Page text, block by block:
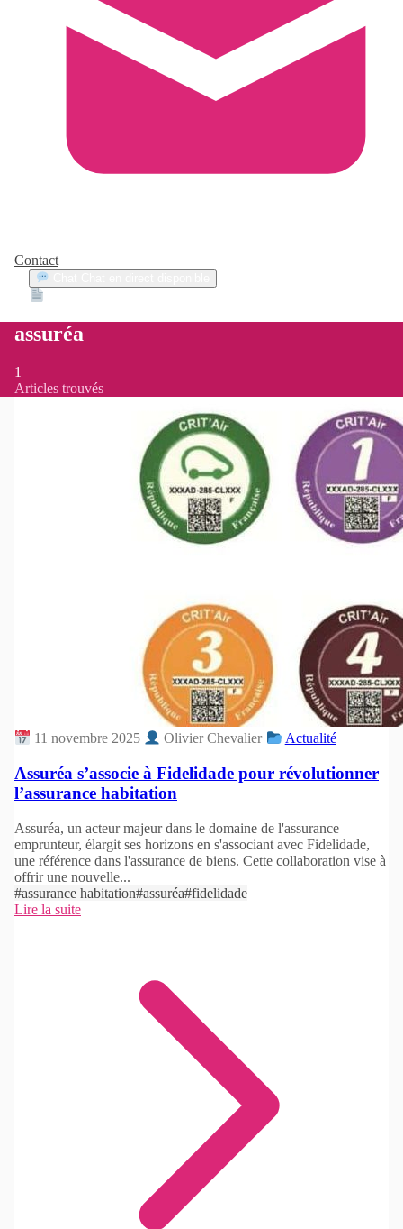
Contact
assuréa
1
Articles trouvés
11 novembre 2025 Olivier Chevalier Actualité
Assuréa s’associe à Fidelidade pour révolutionner
l’assurance habitation
Assuréa, un acteur majeur dans le domaine de l'assurance
emprunteur, élargit ses horizons en s'associant avec Fidelidade,
une référence dans l'assurance de biens. Cette collaboration vise à
offrir une nouvelle...
#assurance habitation#assuréa#fidelidade
Lire la suite